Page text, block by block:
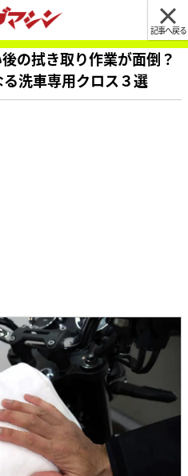
記事へ戻る
の拭き取り作業が面倒？
洗車専用クロス３選